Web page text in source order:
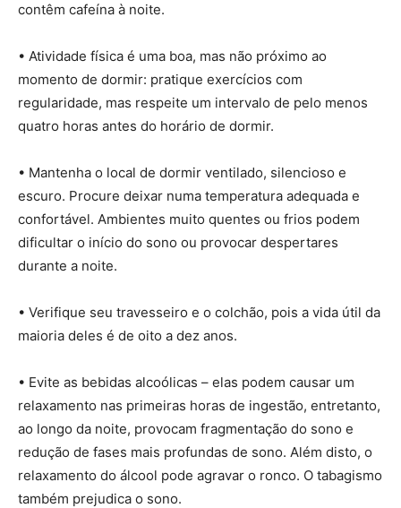
contêm cafeína à noite.
• Atividade física é uma boa, mas não próximo ao
momento de dormir: pratique exercícios com
regularidade, mas respeite um intervalo de pelo menos
quatro horas antes do horário de dormir.
• Mantenha o local de dormir ventilado, silencioso e
escuro. Procure deixar numa temperatura adequada e
confortável. Ambientes muito quentes ou frios podem
dificultar o início do sono ou provocar despertares
durante a noite.
• Verifique seu travesseiro e o colchão, pois a vida útil da
maioria deles é de oito a dez anos.
• Evite as bebidas alcoólicas – elas podem causar um
relaxamento nas primeiras horas de ingestão, entretanto,
ao longo da noite, provocam fragmentação do sono e
redução de fases mais profundas de sono. Além disto, o
relaxamento do álcool pode agravar o ronco. O tabagismo
também prejudica o sono.